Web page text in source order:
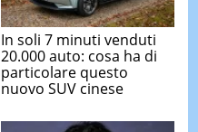
In soli 7 minuti venduti
20.000 auto: cosa ha di
particolare questo
nuovo SUV cinese